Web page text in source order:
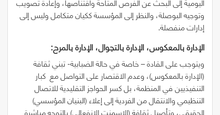
وتوجيه البوصلة، والنظر إلى المؤسسة ككيان متكامل وليس إلى
إدارات منفصلة.
الإدارة‭ ‬بالمعكوس،‭ ‬الإدارة‭ ‬بالتجوال،‭ ‬الإدارة‭ ‬بالمرح‭:‬
ويتوجب على القادة–خاصة في حالة الضبابية- تبني ثقافة
(الإدارة بالمعكوس)، وعدم الاقتصار على التواصل مع كبار
التنفيذيين في المنظمة، بل كسر الحواجز التقليدية للاتصال
التنظيمي والانتقال من الفردية إلى إعلاء(البنيان المؤسسي)
الحقيقي، وتأصيل ثقافة(الاسمنت الانفعالي)بالتوجه مباشرة